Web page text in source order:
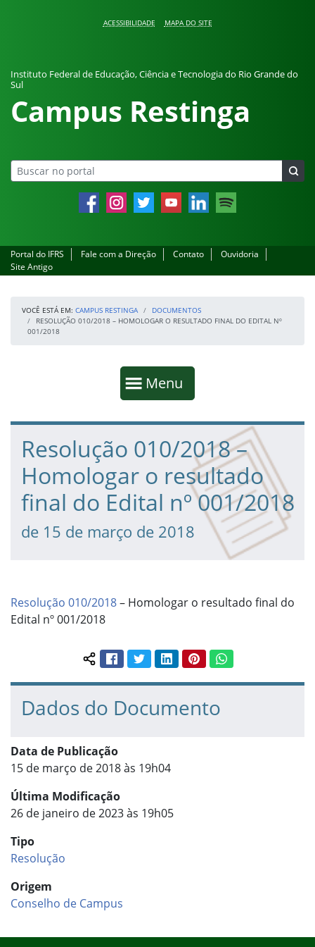
ACESSIBILIDADE MAPA DO SITE
Instituto Federal de Educação, Ciência e Tecnologia do Rio Grande do
Sul
Campus Restinga
FacebookInstagramTwitter YouTube LinkedIn Spotify
Portal do IFRS Fale com a Direção Contato
Ouvidoria
Site Antigo
VOCÊ ESTÁ EM: CAMPUS RESTINGA
DOCUMENTOS
RESOLUÇÃO 010/2018 – HOMOLOGAR O RESULTADO FINAL DO EDITAL Nº
001/2018
Mostrar
Menu
Fim da navegação
Início do conteúdo
Resolução 010/2018 –
Homologar o resultado
final do Edital nº 001/2018
de 15 de março de 2018
Resolução 010/2018– Homologar o resultado final do
Edital nº 001/2018
Compartilhar conteúdo:
FacebookTwitterLinkedInPinterestWhatsApp
Dados do Documento
Data de Publicação
15 de março de 2018 às 19h04
Última Modificação
26 de janeiro de 2023 às 19h05
Tipo
Resolução
Origem
Conselho de Campus